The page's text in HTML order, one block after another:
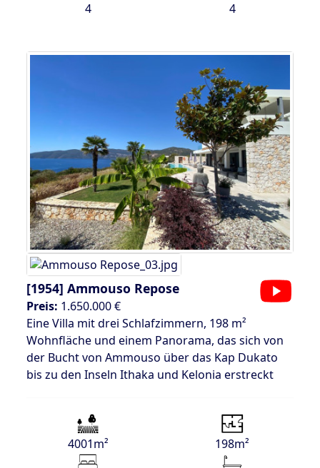
4 4
[1954] Ammouso Repose
Preis: 1.650.000 €
Eine Villa mit drei Schlafzimmern, 198 m²
Wohnfläche und einem Panorama, das sich von
der Bucht von Ammouso über das Kap Dukato
bis zu den Inseln Ithaka und Kelonia erstreckt
4001m² 198m²